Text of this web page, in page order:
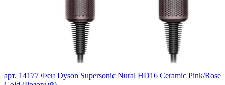
арт. 14177 Фен Dyson Supersonic Nural HD16 Ceramic Pink/Rose